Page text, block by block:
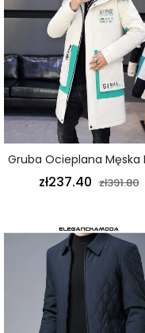
zł237.40 zł391.80